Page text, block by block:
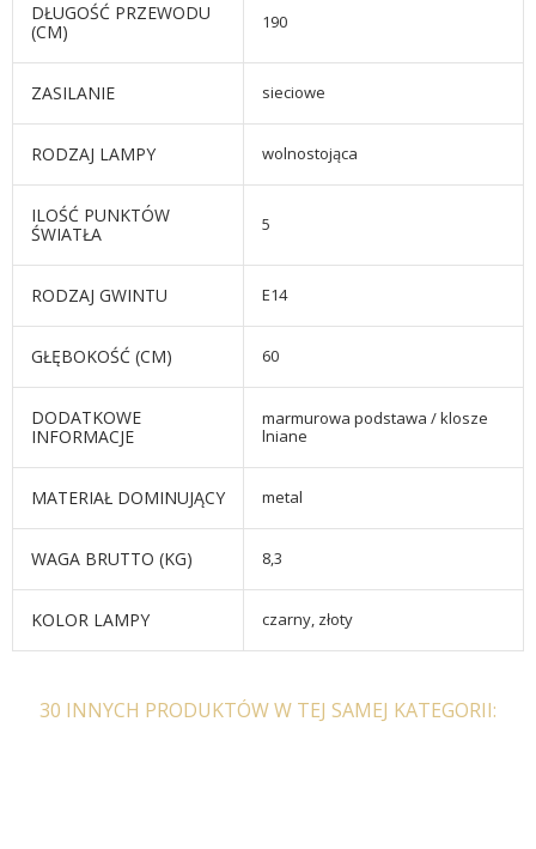
DŁUGOŚĆ PRZEWODU
(CM)
190
ZASILANIE sieciowe
RODZAJ LAMPY wolnostojąca
ILOŚĆ PUNKTÓW
ŚWIATŁA
5
RODZAJ GWINTU E14
GŁĘBOKOŚĆ (CM) 60
DODATKOWE
INFORMACJE
marmurowa podstawa / klosze
lniane
MATERIAŁ DOMINUJĄCY metal
WAGA BRUTTO (KG) 8,3
KOLOR LAMPY czarny, złoty
30 INNYCH PRODUKTÓW W TEJ SAMEJ KATEGORII: